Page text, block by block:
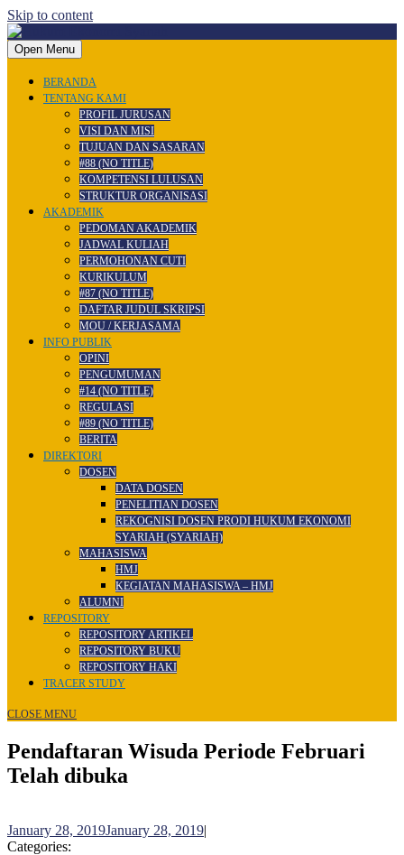
Skip to content
Open Menu
BERANDA
TENTANG KAMI
PROFIL JURUSAN
VISI DAN MISI
TUJUAN DAN SASARAN
#88 (NO TITLE)
KOMPETENSI LULUSAN
STRUKTUR ORGANISASI
AKADEMIK
PEDOMAN AKADEMIK
JADWAL KULIAH
PERMOHONAN CUTI
KURIKULUM
#87 (NO TITLE)
DAFTAR JUDUL SKRIPSI
MOU / KERJASAMA
INFO PUBLIK
OPINI
PENGUMUMAN
#14 (NO TITLE)
REGULASI
#89 (NO TITLE)
BERITA
DIREKTORI
DOSEN
DATA DOSEN
PENELITIAN DOSEN
REKOGNISI DOSEN PRODI HUKUM EKONOMI
SYARIAH (SYARIAH)
MAHASISWA
HMJ
KEGIATAN MAHASISWA – HMJ
ALUMNI
REPOSITORY
REPOSITORY ARTIKEL
REPOSITORY BUKU
REPOSITORY HAKI
TRACER STUDY
CLOSE MENU
Pendaftaran Wisuda Periode Februari
Telah dibuka
January 28, 2019January 28, 2019|
Categories: